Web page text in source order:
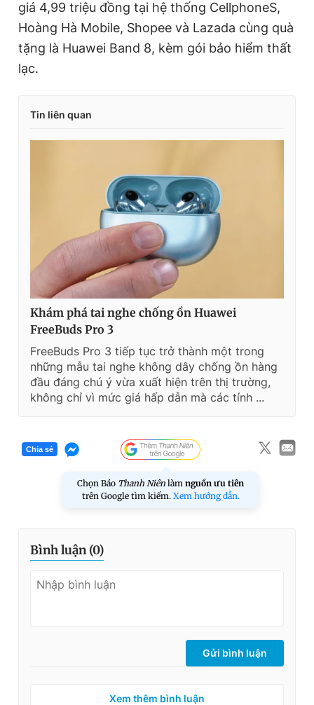
giá 4,99 triệu đồng tại hệ thống CellphoneS,
Hoàng Hà Mobile, Shopee và Lazada cùng quà
tặng là Huawei Band 8, kèm gói bảo hiểm thất
lạc.
Tin liên quan
Khám phá tai nghe chống ồn Huawei
FreeBuds Pro 3
FreeBuds Pro 3 tiếp tục trở thành một trong
những mẫu tai nghe không dây chống ồn hàng
đầu đáng chú ý vừa xuất hiện trên thị trường,
không chỉ vì mức giá hấp dẫn mà các tính ...
Chia sẻ
Chọn Báo Thanh Niên làm nguồn ưu tiên
trên Google tìm kiếm. Xem hướng dẫn.
Bình luận (0)
Gửi bình luận
Xem thêm bình luận